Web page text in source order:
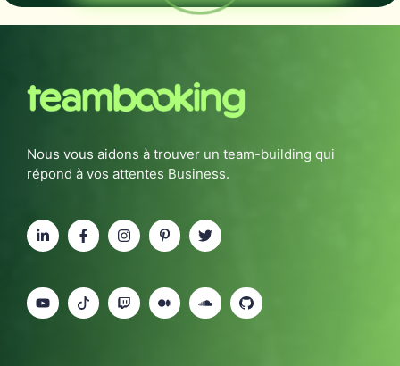
Nous vous aidons à trouver un team-building qui
répond à vos attentes Business.